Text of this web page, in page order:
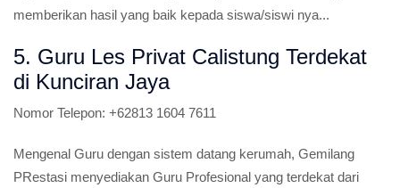
memberikan hasil yang baik kepada siswa/siswi nya...
5. Guru Les Privat Calistung Terdekat
di Kunciran Jaya
Nomor Telepon: +62813 1604 7611
Mengenal Guru dengan sistem datang kerumah, Gemilang
PRestasi menyediakan Guru Profesional yang terdekat dari